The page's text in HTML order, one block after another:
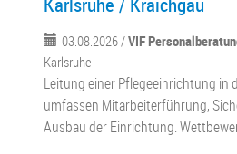
03.08.2026 /VIF
Karlsruhe
Leitung einer Pflegeeinrichtung in
umfassen Mitarbeiterführung,
Ausbau der Einrichtung.